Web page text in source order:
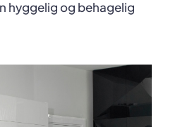
hyggelig og behagelig